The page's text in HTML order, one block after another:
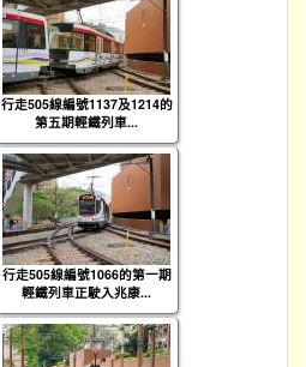
行走505線編號1137及1214的
第五期輕鐵列車...
行走505線編號1066的第一期
輕鐵列車正駛入兆康...